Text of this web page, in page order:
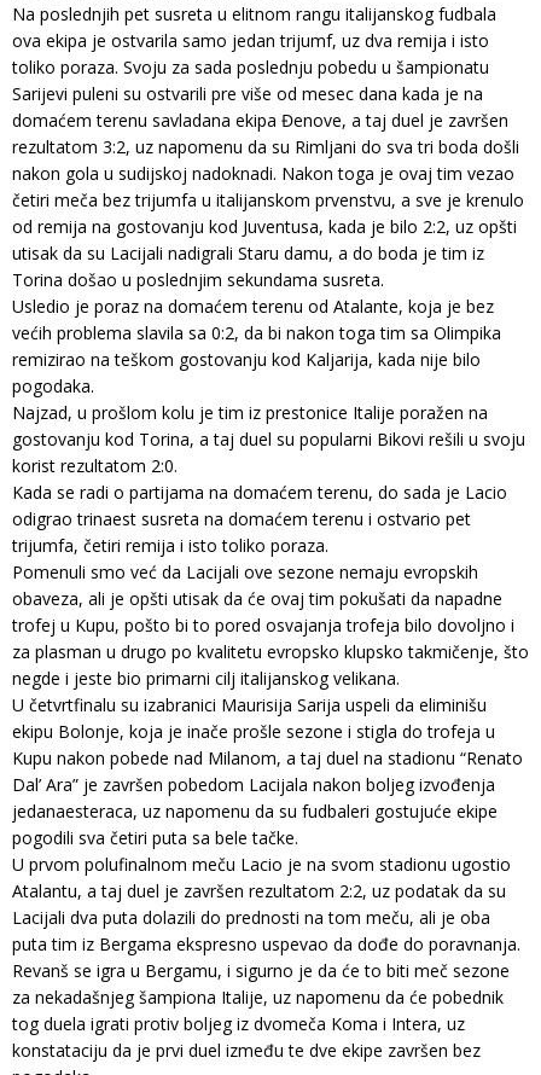
Na poslednjih pet susreta u elitnom rangu italijanskog fudbala
ova ekipa je ostvarila samo jedan trijumf, uz dva remija i isto
toliko poraza. Svoju za sada poslednju pobedu u šampionatu
Sarijevi puleni su ostvarili pre više od mesec dana kada je na
domaćem terenu savladana ekipa Đenove, a taj duel je završen
rezultatom 3:2, uz napomenu da su Rimljani do sva tri boda došli
nakon gola u sudijskoj nadoknadi. Nakon toga je ovaj tim vezao
četiri meča bez trijumfa u italijanskom prvenstvu, a sve je krenulo
od remija na gostovanju kod Juventusa, kada je bilo 2:2, uz opšti
utisak da su Lacijali nadigrali Staru damu, a do boda je tim iz
Torina došao u poslednjim sekundama susreta.
Usledio je poraz na domaćem terenu od Atalante, koja je bez
većih problema slavila sa 0:2, da bi nakon toga tim sa Olimpika
remizirao na teškom gostovanju kod Kaljarija, kada nije bilo
pogodaka.
Najzad, u prošlom kolu je tim iz prestonice Italije poražen na
gostovanju kod Torina, a taj duel su popularni Bikovi rešili u svoju
korist rezultatom 2:0.
Kada se radi o partijama na domaćem terenu, do sada je Lacio
odigrao trinaest susreta na domaćem terenu i ostvario pet
trijumfa, četiri remija i isto toliko poraza.
Pomenuli smo već da Lacijali ove sezone nemaju evropskih
obaveza, ali je opšti utisak da će ovaj tim pokušati da napadne
trofej u Kupu, pošto bi to pored osvajanja trofeja bilo dovoljno i
za plasman u drugo po kvalitetu evropsko klupsko takmičenje, što
negde i jeste bio primarni cilj italijanskog velikana.
U četvrtfinalu su izabranici Maurisija Sarija uspeli da eliminišu
ekipu Bolonje, koja je inače prošle sezone i stigla do trofeja u
Kupu nakon pobede nad Milanom, a taj duel na stadionu “Renato
Dal’ Ara” je završen pobedom Lacijala nakon boljeg izvođenja
jedanaesteraca, uz napomenu da su fudbaleri gostujuće ekipe
pogodili sva četiri puta sa bele tačke.
U prvom polufinalnom meču Lacio je na svom stadionu ugostio
Atalantu, a taj duel je završen rezultatom 2:2, uz podatak da su
Lacijali dva puta dolazili do prednosti na tom meču, ali je oba
puta tim iz Bergama ekspresno uspevao da dođe do poravnanja.
Revanš se igra u Bergamu, i sigurno je da će to biti meč sezone
za nekadašnjeg šampiona Italije, uz napomenu da će pobednik
tog duela igrati protiv boljeg iz dvomeča Koma i Intera, uz
konstataciju da je prvi duel između te dve ekipe završen bez